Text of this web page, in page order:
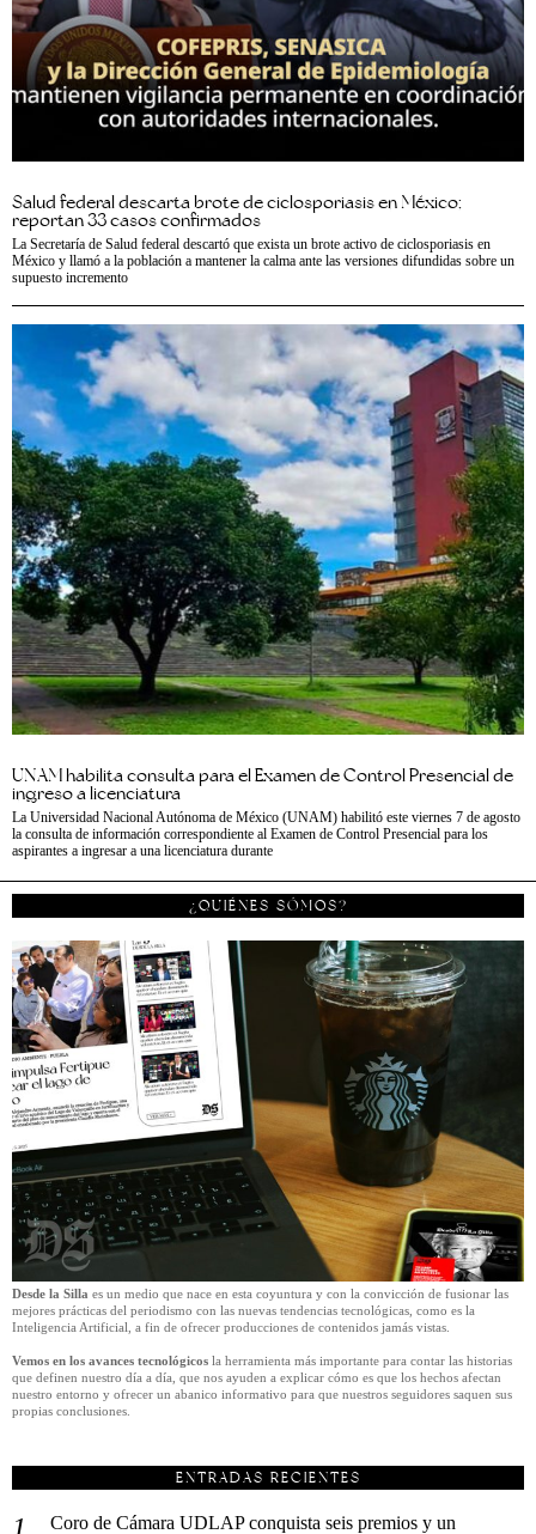
Salud federal descarta brote de ciclosporiasis en México;
reportan 33 casos confirmados
La Secretaría de Salud federal descartó que exista un brote activo de ciclosporiasis en
México y llamó a la población a mantener la calma ante las versiones difundidas sobre un
supuesto incremento
UNAM habilita consulta para el Examen de Control Presencial de
ingreso a licenciatura
La Universidad Nacional Autónoma de México (UNAM) habilitó este viernes 7 de agosto
la consulta de información correspondiente al Examen de Control Presencial para los
aspirantes a ingresar a una licenciatura durante
¿QUIÉNES SÓMOS?
Desde la Silla es un medio que nace en esta coyuntura y con la convicción de fusionar las
mejores prácticas del periodismo con las nuevas tendencias tecnológicas, como es la
Inteligencia Artificial, a fin de ofrecer producciones de contenidos jamás vistas.
Vemos en los avances tecnológicos la herramienta más importante para contar las historias
que definen nuestro día a día, que nos ayuden a explicar cómo es que los hechos afectan
nuestro entorno y ofrecer un abanico informativo para que nuestros seguidores saquen sus
propias conclusiones.
ENTRADAS RECIENTES
Coro de Cámara UDLAP conquista seis premios y un